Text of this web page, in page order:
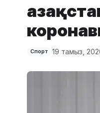
Спорт 19 тамыз,